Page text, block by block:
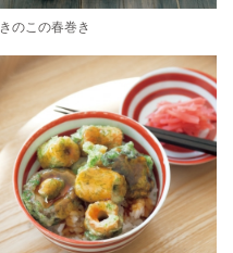
きのこの春巻き